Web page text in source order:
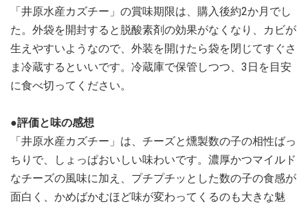
「井原水産カズチー」の賞味期限は、購入後約2か月でし
た。外袋を開封すると脱酸素剤の効果がなくなり、カビが
生えやすいようなので、外装を開けたら袋を閉じてすぐさ
ま冷蔵するといいです。冷蔵庫で保管しつつ、3日を目安
に食べ切ってください。
●評価と味の感想
「井原水産カズチー」は、チーズと燻製数の子の相性ばっ
ちりで、しょっぱおいしい味わいです。濃厚かつマイルド
なチーズの風味に加え、プチプチッとした数の子の食感が
面白く、かめばかむほど味が変わってくるのも大きな魅